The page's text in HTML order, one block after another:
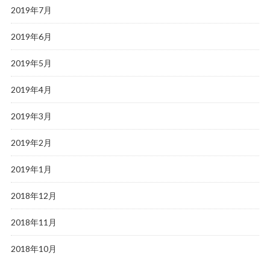
2019年7月
2019年6月
2019年5月
2019年4月
2019年3月
2019年2月
2019年1月
2018年12月
2018年11月
2018年10月